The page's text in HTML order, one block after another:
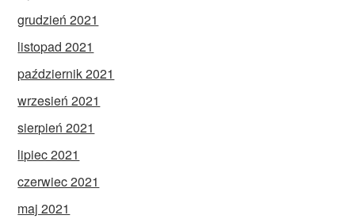
grudzień 2021
listopad 2021
październik 2021
wrzesień 2021
sierpień 2021
lipiec 2021
czerwiec 2021
maj 2021